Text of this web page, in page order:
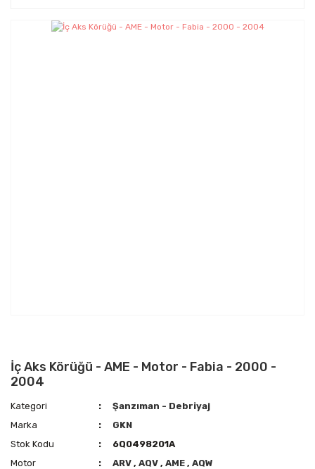
İç Aks Körüğü - AME - Motor - Fabia - 2000 -
2004
Kategori
Şanzıman - Debriyaj
Marka
GKN
Stok Kodu
6Q0498201A
Motor
ARV,AQV,AME,AQW